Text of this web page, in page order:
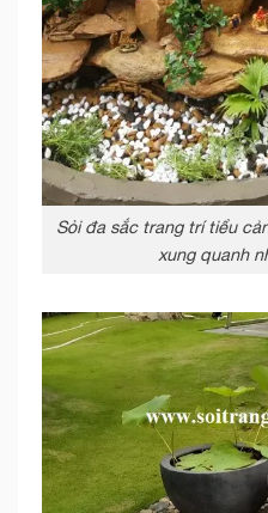
Sỏi đa sắc trang trí tiểu
xung quanh